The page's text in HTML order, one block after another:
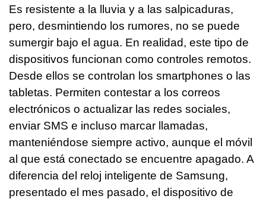
Es resistente a la lluvia y a las salpicaduras,
pero, desmintiendo los rumores, no se puede
sumergir bajo el agua. En realidad, este tipo de
dispositivos funcionan como controles remotos.
Desde ellos se controlan los smartphones o las
tabletas. Permiten contestar a los correos
electrónicos o actualizar las redes sociales,
enviar SMS e incluso marcar llamadas,
manteniéndose siempre activo, aunque el móvil
al que está conectado se encuentre apagado. A
diferencia del reloj inteligente de Samsung,
presentado el mes pasado, el dispositivo de